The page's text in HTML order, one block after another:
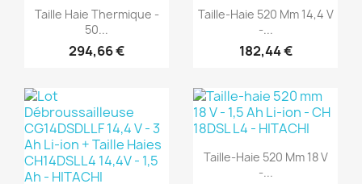
Aperçu rapide
Taille Haie Thermique -
50...
294,66 €
Aperçu rapide
Taille-Haie 520 Mm 14,4 V
-...
182,44 €
Aperçu rapide
Taille-Haie 520 Mm 18 V
-...
(1)